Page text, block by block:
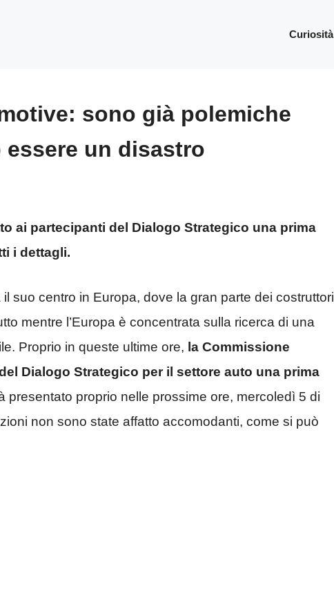
Curiosità
sono già polemiche
essere un disastro
ai partecipanti del Dialogo Strategico una prima
i dettagli.
suo centro in Europa, dove la gran parte dei costruttori
mentre l’Europa è concentrata sulla ricerca di una
Proprio in queste ultime ore, la Commissione
Dialogo Strategico per il settore auto una prima
presentato proprio nelle prossime ore, mercoledì 5 di
non sono state affatto accomodanti, come si può